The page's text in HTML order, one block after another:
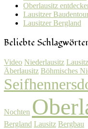
Oberlausitz
Lausitzer
Lausitzer Bergland
Beliebte
Video Niederlausitz
Äberlausitz Böhmisches
Nochten
Bergland Lausitz Bergbau